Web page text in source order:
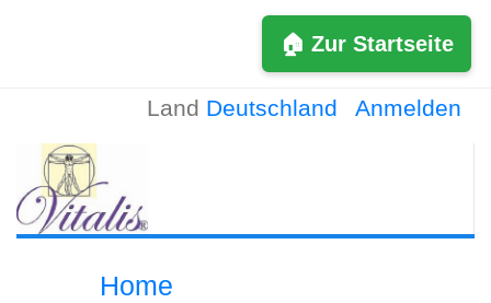
🏠 Zur Startseite
Land Deutschland Anmelden
Home